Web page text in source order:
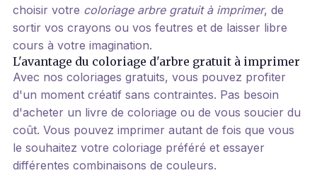
choisir votre coloriage arbre gratuit à imprimer, de
sortir vos crayons ou vos feutres et de laisser libre
cours à votre imagination.
L'avantage du coloriage d'arbre gratuit à imprimer
Avec nos coloriages gratuits, vous pouvez profiter
d'un moment créatif sans contraintes. Pas besoin
d'acheter un livre de coloriage ou de vous soucier du
coût. Vous pouvez imprimer autant de fois que vous
le souhaitez votre coloriage préféré et essayer
différentes combinaisons de couleurs.